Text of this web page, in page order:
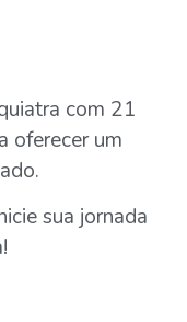
com 21
oferecer um
sua jornada